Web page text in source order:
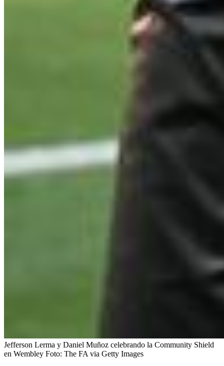
Jefferson Lerma y Daniel Muñoz celebrando la Community Shield
en Wembley Foto: The FA via Getty Images